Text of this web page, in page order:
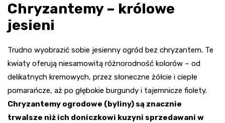
Chryzantemy – królowe
jesieni
Trudno wyobrazić sobie jesienny ogród bez chryzantem. Te
kwiaty oferują niesamowitą różnorodność kolorów – od
delikatnych kremowych, przez słoneczne żółcie i ciepłe
pomarańcze, aż po głębokie burgundy i tajemnicze fiolety.
Chryzantemy ogrodowe (byliny) są znacznie
trwalsze niż ich doniczkowi kuzyni sprzedawani w